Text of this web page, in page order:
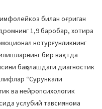
билан оғриган
1,9 баробар, хотира
нотурғунликнинг
бир вақтда
баҳолашдаги диагностик
“Сурункали
ва нейропсихологик
услубий тавсиянома